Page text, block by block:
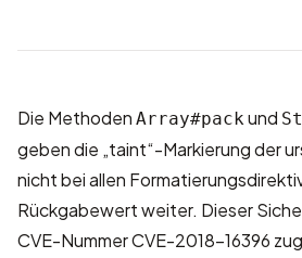
Die Methoden Array#packund
geben die „taint“-Markierung der
nicht bei allen
Rückgabewert weiter. Dieser
CVE-NummerCVE-2018-16396